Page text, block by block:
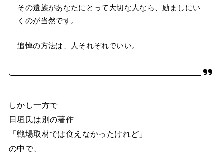
その遺族があなたにとって大切な人なら、励ましにい
くのが当然です。
追悼の方法は、人それぞれでいい。
しかし一方で
日垣氏は別の著作
「戦場取材では食えなかったけれど」
の中で、